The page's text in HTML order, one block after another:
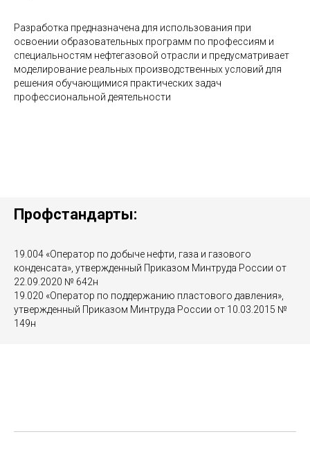
Разработка предназначена для использования при
освоении образовательных программ по профессиям и
специальностям нефтегазовой отрасли и предусматривает
моделирование реальных производственных условий для
решения обучающимися практических задач
профессиональной деятельности
Профстандарты:
19.004 «Оператор по добыче нефти, газа и газового
конденсата», утвержденный Приказом Минтруда России от
22.09.2020 № 642н
19.020 «Оператор по поддержанию пластового давления»,
утвержденный Приказом Минтруда России от 10.03.2015 №
149н